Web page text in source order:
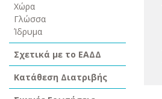
Χώρα
Γλώσσα
Ίδρυμα
Σχετικά με το ΕΑΔΔ
Κατάθεση Διατριβής